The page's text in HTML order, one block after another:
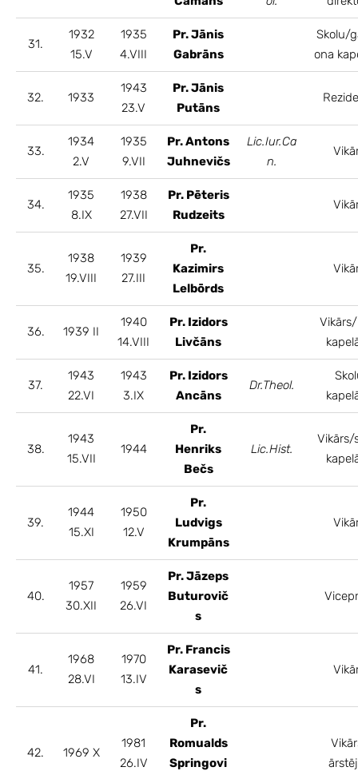
31.
1932
15.V
1935
4.VIII
Pr. Jānis
Gabrāns
Skolu/
ona
32. 1933
1943
23.V
Pr. Jānis
Putāns
33.
1934
2.V
1935
9.VII
Pr. Antons
Juhnevičs
Lic.Iur.Ca
n.
34.
1935
8.IX
1938
27.VII
Pr. Pēteris
Rudzeits
35.
1938
19.VIII
1939
27.III
Pr.
Kazimirs
Lelbōrds
36. 1939 II
1940
14.VIII
Pr. Izidors
Livčāns
37.
1943
22.VI
1943
3.IX
Pr. Izidors
Ancāns
Dr.Theol.
38.
1943
15.VII
1944
Pr.
Henriks
Bečs
Lic.Hist.
Vikārs/
39.
1944
15.XI
1950
12.V
Pr.
Ludvigs
Krumpāns
40.
1957
30.XII
1959
26.VI
Pr. Jāzeps
Buturovič
s
41.
1968
28.VI
1970
13.IV
Pr. Francis
Karasevič
s
42. 1969 X
1981
26.IV
Pr.
Romualds
Springovi